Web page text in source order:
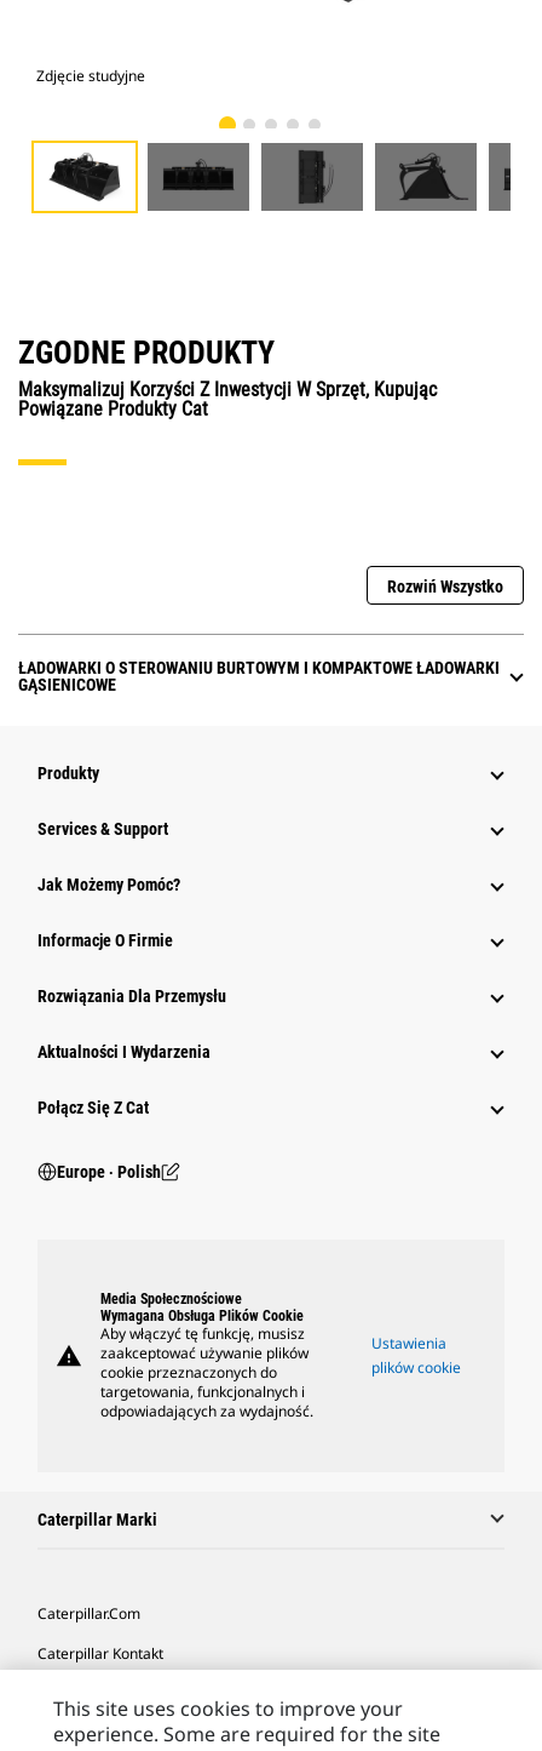
Zdjęcie studyjne
ZGODNE PRODUKTY
Maksymalizuj Korzyści Z Inwestycji W Sprzęt, Kupując
Powiązane Produkty Cat
Rozwiń Wszystko
ŁADOWARKI O STEROWANIU BURTOWYM I KOMPAKTOWE ŁADOWARKI
GĄSIENICOWE
Produkty
Services & Support
Jak Możemy Pomóc?
Informacje O Firmie
Rozwiązania Dla Przemysłu
Aktualności I Wydarzenia
Połącz Się Z Cat
Europe ‧ Polish
warning
Media Społecznościowe
Wymagana Obsługa Plików Cookie
Aby włączyć tę funkcję, musisz
zaakceptować używanie plików
cookie przeznaczonych do
targetowania, funkcjonalnych i
odpowiadających za wydajność.
Ustawienia
plików cookie
Caterpillar Marki
Caterpillar.com
Caterpillar Kontakt
Moje Preferencje Marketingowe
This site uses cookies to improve your
experience. Some are required for the site